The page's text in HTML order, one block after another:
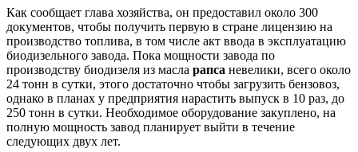
Как сообщает глава хозяйства, он предоставил около 300
документов, чтобы получить первую в стране лицензию на
производство топлива, в том числе акт ввода в эксплуатацию
биодизельного завода. Пока мощности завода по
производству биодизеля из масла рапса невелики, всего около
24 тонн в сутки, этого достаточно чтобы загрузить бензовоз,
однако в планах у предприятия нарастить выпуск в 10 раз, до
250 тонн в сутки. Необходимое оборудование закуплено, на
полную мощность завод планирует выйти в течение
следующих двух лет.